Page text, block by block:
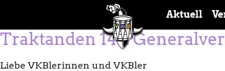
Skip to main navigation
Aktuell
Traktanden 143.
Liebe VKBlerinnen und VKBler